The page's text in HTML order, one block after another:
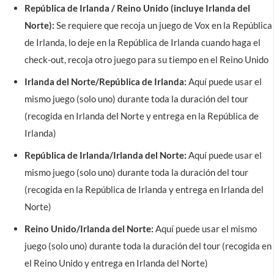
República de Irlanda / Reino Unido (incluye Irlanda del
Norte): Se requiere que recoja un juego de Vox en la República
de Irlanda, lo deje en la República de Irlanda cuando haga el
check-out, recoja otro juego para su tiempo en el Reino Unido
Irlanda del Norte/República de Irlanda: Aquí puede usar el
mismo juego (solo uno) durante toda la duración del tour
(recogida en Irlanda del Norte y entrega en la República de
Irlanda)
República de Irlanda/Irlanda del Norte: Aquí puede usar el
mismo juego (solo uno) durante toda la duración del tour
(recogida en la República de Irlanda y entrega en Irlanda del
Norte)
Reino Unido/Irlanda del Norte: Aquí puede usar el mismo
juego (solo uno) durante toda la duración del tour (recogida en
el Reino Unido y entrega en Irlanda del Norte)